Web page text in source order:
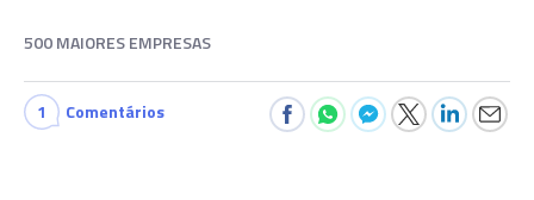
500 MAIORES EMPRESAS
1 Comentários